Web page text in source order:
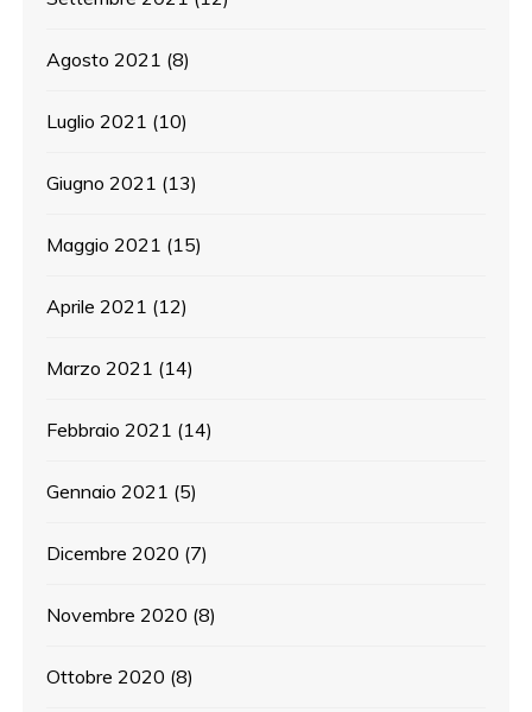
Agosto 2021 (8)
Luglio 2021 (10)
Giugno 2021 (13)
Maggio 2021 (15)
Aprile 2021 (12)
Marzo 2021 (14)
Febbraio 2021 (14)
Gennaio 2021 (5)
Dicembre 2020 (7)
Novembre 2020 (8)
Ottobre 2020 (8)